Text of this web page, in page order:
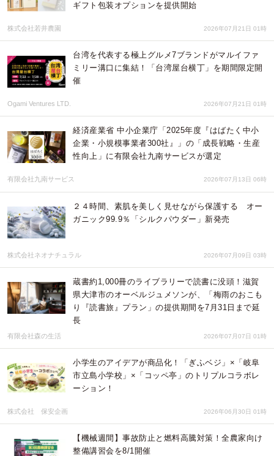
ギフト包装オプションを提供開始
株式会社若井農園 2026年07月21日 01時
台湾を代表する極上グルメ7ブランドがマルイファ
ミリー溝口に集結！「台湾屋台横丁」を期間限定開
催
Ogami Ventures LTD. 2026年07月21日 01時
経済産業省 中小企業庁「2025年度『はばたく中小
企業・小規模事業者300社』」の「成長戦略・生産
性向上」に有限会社九南サービスが選定
有限会社九南サービス 2026年07月13日 06時
２４時間、素肌を美しく見せながら保護する オー
ガニック99.9％「シルクパウダー」新発売
株式会社ネオナチュラル 2026年07月09日 03時
蔵書約1,000冊のライブラリーで読書に没頭！滋賀
県大津市のオーベルジュメソンが、「梅雨のおこも
り『読書旅』プラン」の提供期間を7月31日まで延
長
有限会社森の生活 2026年07月07日 01時
小学生のアイデアが商品化！「ぎふベジ」×「岐阜
市立島小学校」×「コッペ亭」のトリプルコラボレ
ーション！
株式会社 保安企画 2026年06月30日 01時
【機械週間】事故防止と燃料高騰対策！全農家向け
整備講習会を8/1開催